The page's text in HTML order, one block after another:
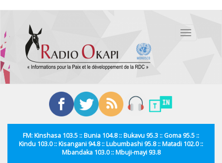
contenu
principal
Toggle
FM: Kinshasa 103.5 :: Bunia 104.8 :: Bukavu 95.3 :: Goma 95.5 ::
Kindu 103.0 :: Kisangani 94.8 :: Lubumbashi 95.8 :: Matadi 102.0 ::
Mbandaka 103.0 :: Mbuji-mayi 93.8